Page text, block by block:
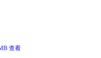
查看